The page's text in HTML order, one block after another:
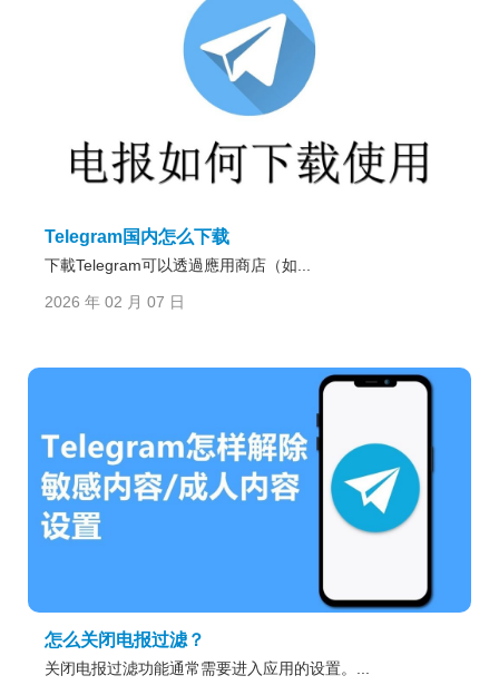
Telegram国内怎么下载
下載Telegram可以透過應用商店（如...
2026 年 02 月 07 日
怎么关闭电报过滤？
关闭电报过滤功能通常需要进入应用的设置。...